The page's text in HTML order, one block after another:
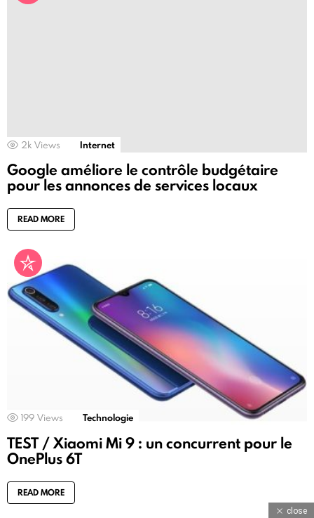
2k Views Internet
Google améliore le contrôle budgétaire
pour les annonces de services locaux
READ MORE
199 Views Technologie
TEST / Xiaomi Mi 9 : un concurrent pour le
OnePlus 6T
READ MORE
close